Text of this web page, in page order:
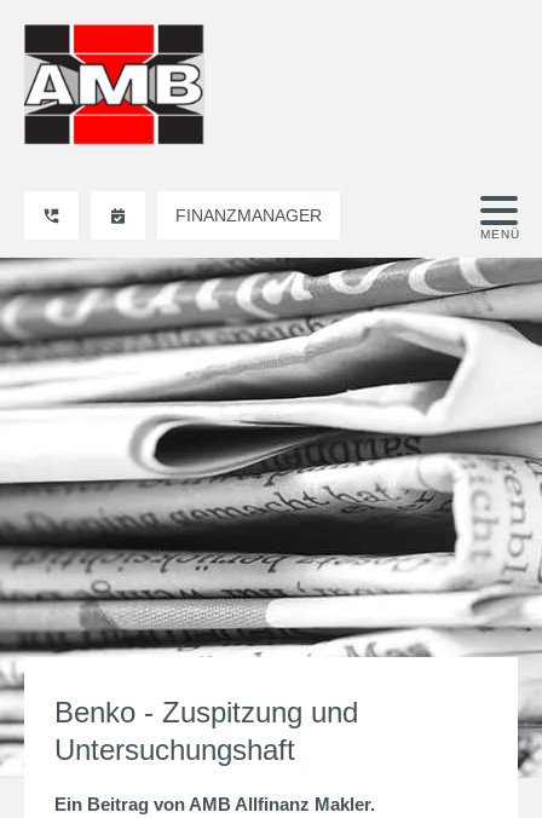
FINANZMANAGER
Benko - Zuspitzung und
Untersuchungshaft
Ein Beitrag von AMB Allfinanz Makler.